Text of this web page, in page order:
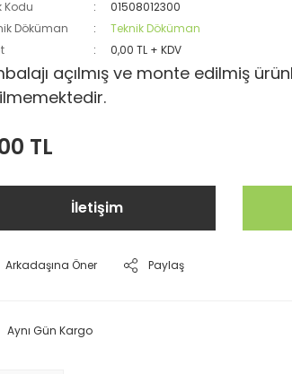
Kodu
01508012300
Döküman
Teknik Döküman
0,00 TL + KDV
açılmış ve monte edilmiş
TL
İletişim
Arkadaşına Öner Paylaş
Aynı Gün Kargo